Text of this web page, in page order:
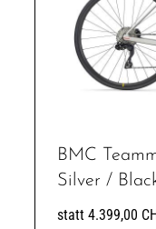
BMC
Silver /
statt 4.399,00